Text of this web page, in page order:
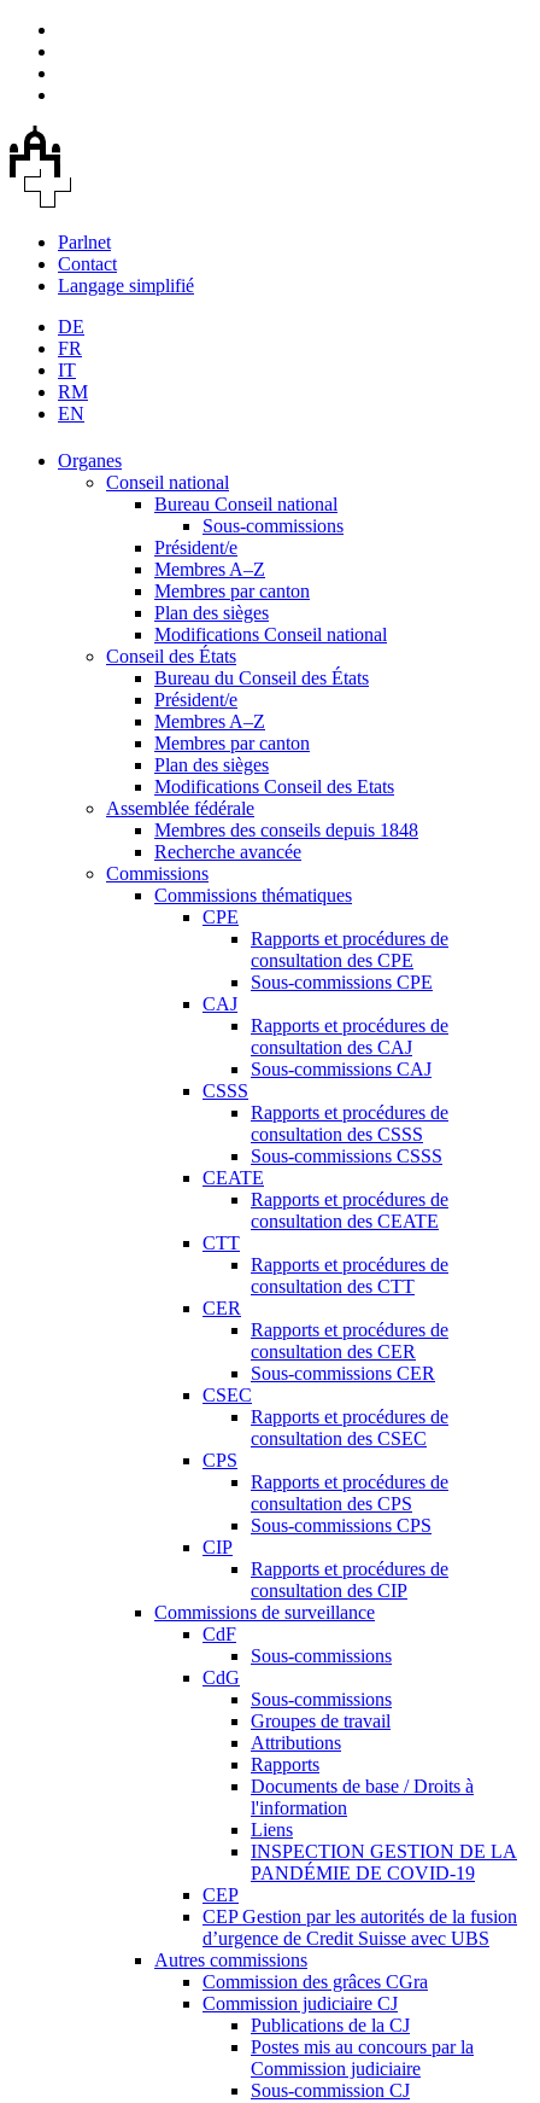
Parlnet
Contact
Langage simplifié
DE
FR
IT
RM
EN
Organes
Conseil national
Bureau Conseil national
Sous-commissions
Président/e
Membres A–Z
Membres par canton
Plan des sièges
Modifications Conseil national
Conseil des États
Bureau du Conseil des États
Président/e
Membres A–Z
Membres par canton
Plan des sièges
Modifications Conseil des Etats
Assemblée fédérale
Membres des conseils depuis 1848
Recherche avancée
Commissions
Commissions thématiques
CPE
Rapports et procédures de
consultation des CPE
Sous-commissions CPE
CAJ
Rapports et procédures de
consultation des CAJ
Sous-commissions CAJ
CSSS
Rapports et procédures de
consultation des CSSS
Sous-commissions CSSS
CEATE
Rapports et procédures de
consultation des CEATE
CTT
Rapports et procédures de
consultation des CTT
CER
Rapports et procédures de
consultation des CER
Sous-commissions CER
CSEC
Rapports et procédures de
consultation des CSEC
CPS
Rapports et procédures de
consultation des CPS
Sous-commissions CPS
CIP
Rapports et procédures de
consultation des CIP
Commissions de surveillance
CdF
Sous-commissions
CdG
Sous-commissions
Groupes de travail
Attributions
Rapports
Documents de base / Droits à
l'information
Liens
INSPECTION GESTION DE LA
PANDÉMIE DE COVID-19
CEP
CEP Gestion par les autorités de la fusion
d’urgence de Credit Suisse avec UBS
Autres commissions
Commission des grâces CGra
Commission judiciaire CJ
Publications de la CJ
Postes mis au concours par la
Commission judiciaire
Sous-commission CJ